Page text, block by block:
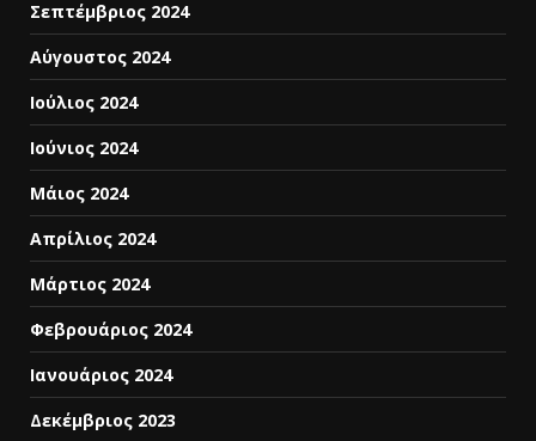
Σεπτέμβριος 2024
Αύγουστος 2024
Ιούλιος 2024
Ιούνιος 2024
Μάιος 2024
Απρίλιος 2024
Μάρτιος 2024
Φεβρουάριος 2024
Ιανουάριος 2024
Δεκέμβριος 2023